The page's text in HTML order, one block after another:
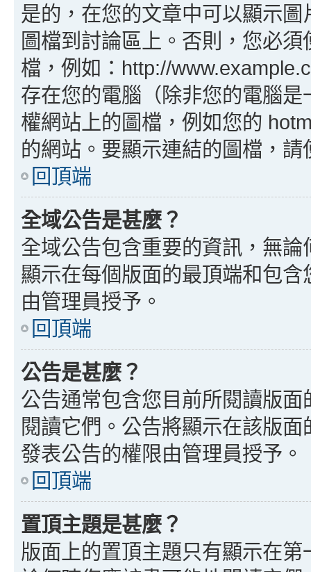
是的，在您的文章中可以顯示
圖檔到討論區上。否則，您必
檔，例如：http://
存在您的電腦（除非您的電腦
權網站上的圖檔，例如您的
的網站。要顯示連結的圖檔，
回頂端
全域公告是甚麼？
全域公告包含重要的資訊，無
顯示在每個版面的最頂端和包
由管理員授予。
回頂端
公告是甚麼？
公告通常包含您目前所閱讀版
閱讀它們。公告將顯示在該版
發表公告的權限由管理員授予。
回頂端
置頂主題是甚麼？
版面上的置頂主題只有顯示在